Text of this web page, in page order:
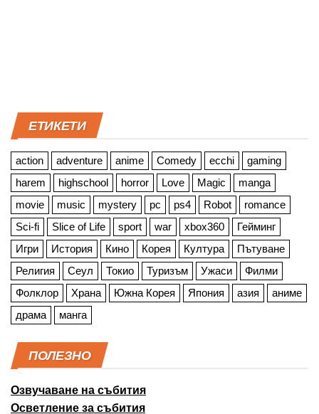
ЕТИКЕТИ
action adventure anime Comedy ecchi
gaming
harem
highschool horror Love Magic
manga
movie
music mystery pc ps4 Robot
romance
Sci-fi
Slice of Life sport war xbox360
Гейминг
Игри
История Кино Корея Култура
Пътуване
Религия
Сеул Токио Туризъм Ужаси
Филми
Фолклор
Храна Южна Корея Япония азия
аниме
драма
манга
ПОЛЕЗНО
Озвучаване на събития
Осветление за събития